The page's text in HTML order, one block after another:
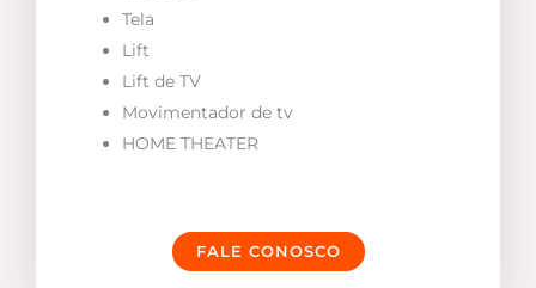
Tela
Lift
Lift de TV
Movimentador de tv
HOME THEATER
FALE CONOSCO